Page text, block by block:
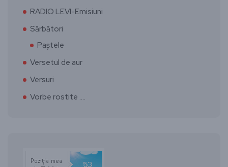
RADIO LEVI-Emisiuni
Sărbători
Paștele
Versetul de aur
Versuri
Vorbe rostite ….